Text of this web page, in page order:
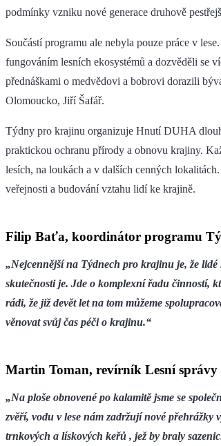
podmínky vzniku nové generace druhově
Součástí programu ale nebyla pouze práce v
fungováním lesních ekosystémů a dozvěděli se
přednáškami o medvědovi a bobrovi dorazili
Olomoucko, Jiří Šafář.
Týdny pro krajinu organizuje Hnutí DUHA
praktickou ochranu přírody a obnovu krajiny.
lesích, na loukách a v dalších cenných
veřejnosti a budování vztahu lidí ke krajině.
Filip Baťa, koordinátor programu
„Nejcennější na Týdnech pro krajinu je, že
skutečnosti je. Jde o komplexní řadu činností,
rádi, že již devět let na tom můžeme
věnovat svůj čas péči o krajinu.“
Martin Toman, revírník Lesní správy
„Na ploše obnovené po kalamitě jsme se
zvěří, vodu v lese nám zadržují nové
trnkových a lískových keřů , jež by braly